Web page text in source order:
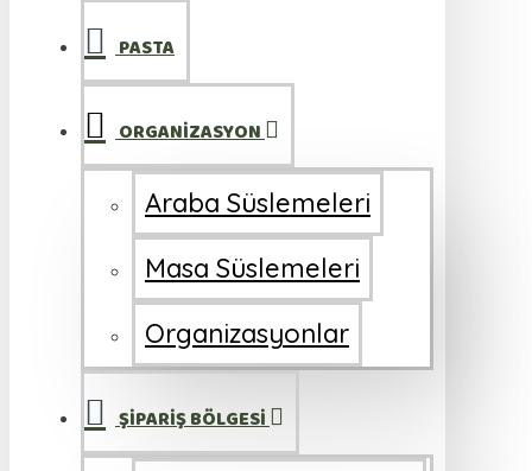
PASTA
ORGANİZASYON
Araba Süslemeleri
Masa Süslemeleri
Organizasyonlar
ŞİPARİŞ BÖLGESİ